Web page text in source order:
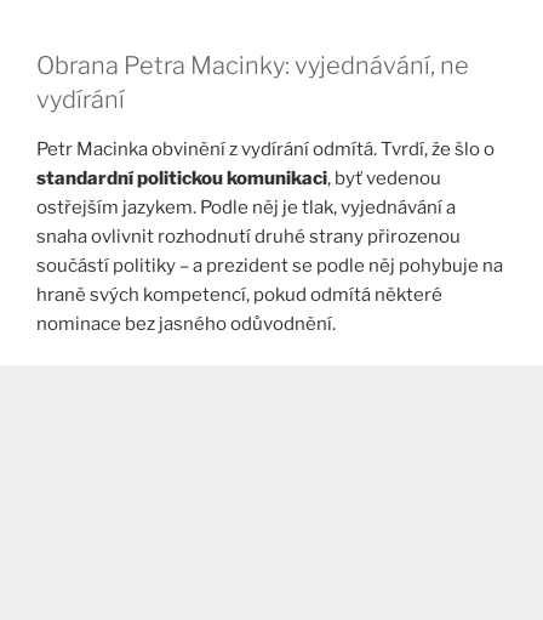
Obrana Petra Macinky: vyjednávání, ne
vydírání
Petr Macinka obvinění z vydírání odmítá. Tvrdí, že šlo o
standardní politickou komunikaci, byť vedenou
ostřejším jazykem. Podle něj je tlak, vyjednávání a
snaha ovlivnit rozhodnutí druhé strany přirozenou
součástí politiky – a prezident se podle něj pohybuje na
hraně svých kompetencí, pokud odmítá některé
nominace bez jasného odůvodnění.